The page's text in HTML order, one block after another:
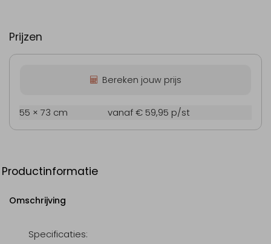
Prijzen
Bereken jouw prijs
55 × 73 cm vanaf € 59,95 p/st
Productinformatie
Omschrijving
Specificaties: